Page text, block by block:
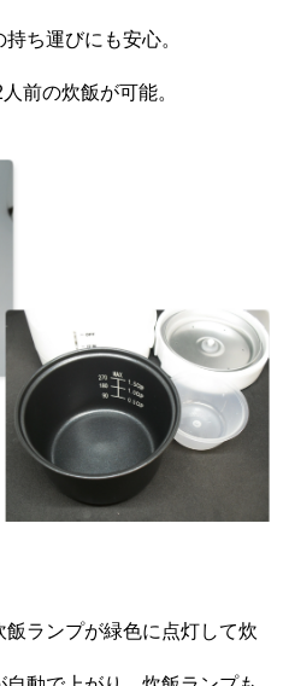
ち運びにも安心。
前の炊飯が可能。
ランプが緑色に点灯して炊